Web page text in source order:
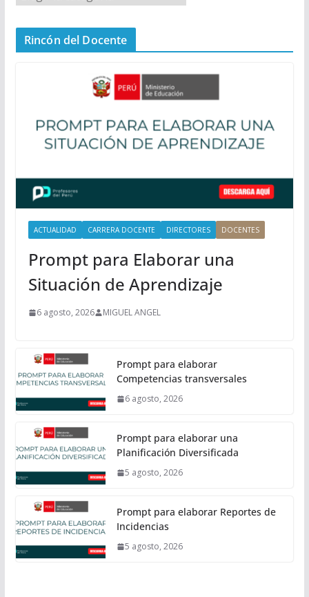
e
n
a
Rincón del Docente
ACTUALIDAD CARRERA DOCENTE DIRECTORES DOCENTES
Prompt para Elaborar una
Situación de Aprendizaje
6 agosto, 2026 MIGUEL ANGEL
Prompt para elaborar
Competencias transversales
6 agosto, 2026
Prompt para elaborar una
Planificación Diversificada
5 agosto, 2026
Prompt para elaborar Reportes de
Incidencias
5 agosto, 2026